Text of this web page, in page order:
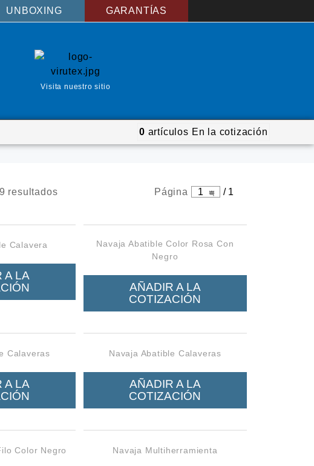
UNBOXING GARANTÍAS
Visita nuestro sitio
0 artículos En la cotización
resultados Página 1 / 1
Calavera
A LA
Navaja Abatible Color Rosa Con
Negro
AÑADIR A LA
COTIZACIÓN
Calaveras
A LA
Navaja Abatible Calaveras
AÑADIR A LA
COTIZACIÓN
Color Negro Navaja Multiherramienta